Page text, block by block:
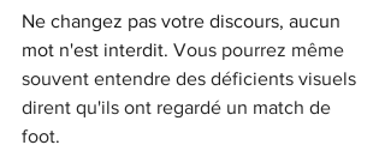
Ne changez pas votre discours, aucun
mot n'est interdit. Vous pourrez même
souvent entendre des déficients visuels
dirent qu'ils ont regardé un match de
foot.